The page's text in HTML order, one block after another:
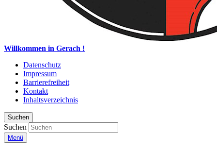
Willkommen in Gerach !
Datenschutz
Impressum
Barrierefreiheit
Kontakt
Inhaltsverzeichnis
Suchen
Suchen
Menü